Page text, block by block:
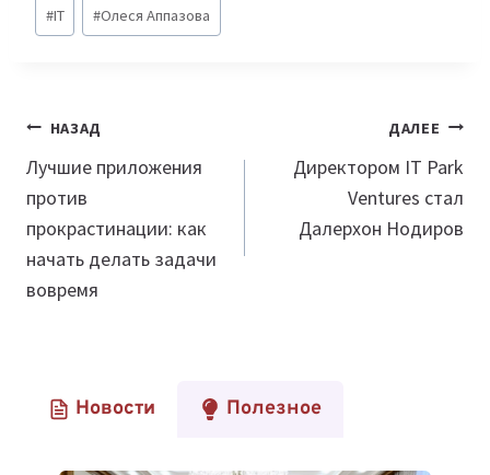
записи:
#IT #Олеся Аппазова
Навигация
по
записям
НАЗАД
Лучшие приложения
против
прокрастинации: как
начать делать задачи
вовремя
ДАЛЕЕ
Директором IT Park
Ventures стал
Далерхон Нодиров
Новости Полезное